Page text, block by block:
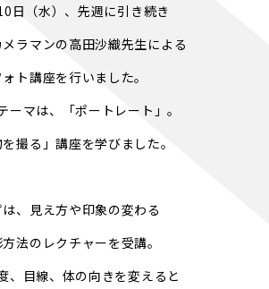
日（水）、先週に引き続き
メラマンの高田沙織先生による
ォト講座を行いました。
ーマは、「ポートレート」。
を撮る」講座を学びました。
は、見え方や印象の変わる
法のレクチャーを受講。
、目線、体の向きを変えると